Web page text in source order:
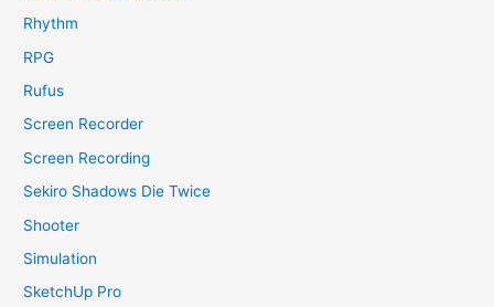
Rhythm
RPG
Rufus
Screen Recorder
Screen Recording
Sekiro Shadows Die Twice
Shooter
Simulation
SketchUp Pro